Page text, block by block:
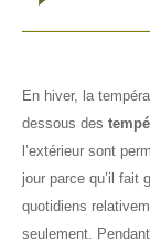
En hiver, la
dessous des
l’extérieur sont
jour parce qu’il fait
quotidiens
seulement.